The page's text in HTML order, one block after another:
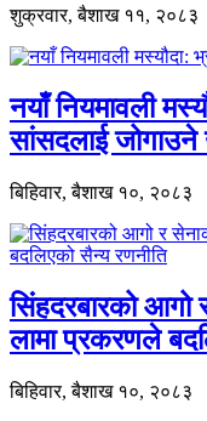
शुक्रवार, बैशाख ११, २०८३
नयाँ नियमावली
सांसदलाई
बिहिवार, बैशाख १०, २०८३
सिंहदरबारको आगो
लामा प्रकरणले
बिहिवार, बैशाख १०, २०८३